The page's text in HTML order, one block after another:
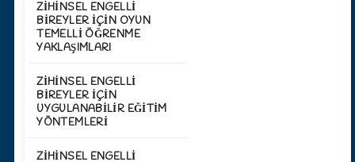
ZIHINSEL ENGELLI
BIREYLER İÇIN OYUN
TEMELLI ÖĞRENME
YAKLAŞIMLARI
ZIHINSEL ENGELLI
BIREYLER İÇIN
UYGULANABILIR EĞITIM
YÖNTEMLERI
ZIHINSEL ENGELLI